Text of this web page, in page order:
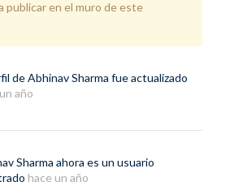
publicar en el muro de este
deAbhinav Sharma fue actualizado
año
Sharma ahora es un usuario
hace un año